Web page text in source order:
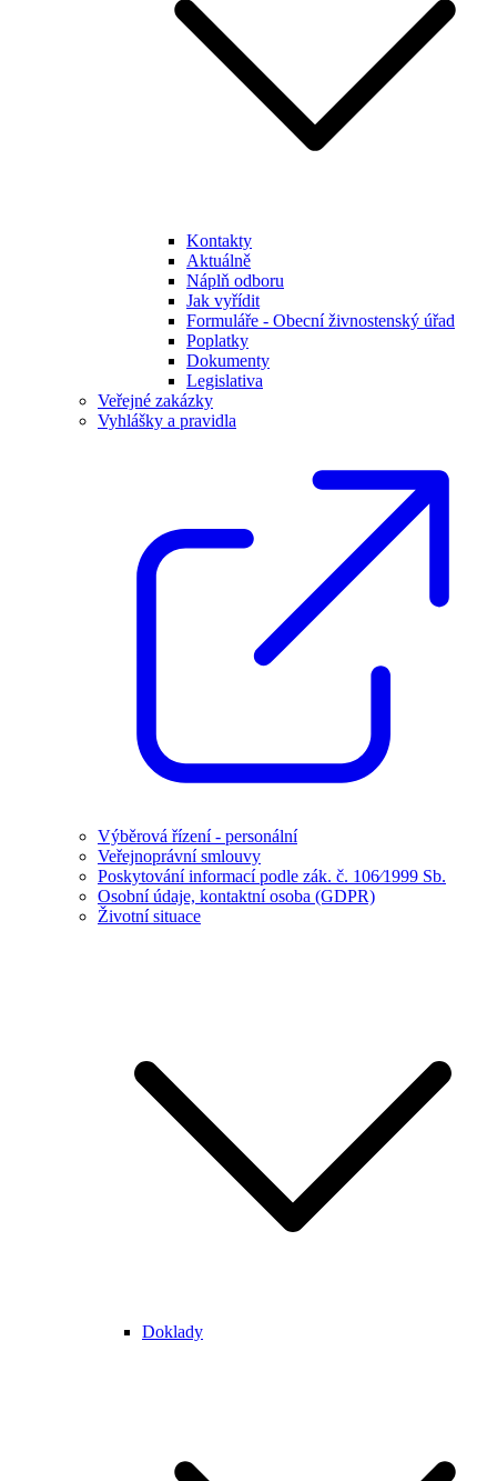
Kontakty
Aktuálně
Náplň odboru
Jak vyřídit
Formuláře - Obecní živnostenský úřad
Poplatky
Dokumenty
Legislativa
Veřejné zakázky
Vyhlášky a pravidla
Výběrová řízení - personální
Veřejnoprávní smlouvy
Poskytování informací podle zák. č. 106⁄1999 Sb.
Osobní údaje, kontaktní osoba (GDPR)
Životní situace
Doklady